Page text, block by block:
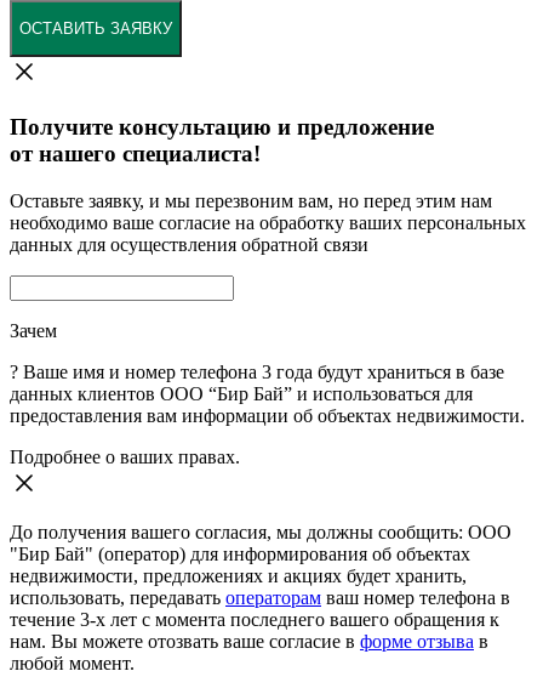
ОСТАВИТЬ ЗАЯВКУ
Получите консультацию и предложение
от нашего специалиста!
Оставьте заявку, и мы перезвоним вам, но перед этим нам
необходимо ваше согласие на обработку ваших персональных
данных для осуществления обратной связи
Зачем
? Ваше имя и номер телефона 3 года будут храниться в базе
данных клиентов ООО “Бир Бай” и использоваться для
предоставления вам информации об объектах недвижимости.
Подробнее о ваших правах.
До получения вашего согласия, мы должны сообщить: ООО
"Бир Бай" (оператор) для информирования об объектах
недвижимости, предложениях и акциях будет хранить,
использовать, передавать операторам ваш номер телефона в
течение 3-х лет с момента последнего вашего обращения к
нам. Вы можете отозвать ваше согласие в форме отзыва в
любой момент.